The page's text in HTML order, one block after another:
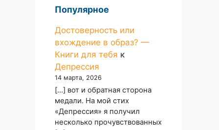
Популярное
Достоверность или
вхождение в образ? —
Книги для тебя к
Депрессия
14 марта, 2026
[…] вот и обратная сторона
медали. На мой стих
«Депрессия» я получил
несколько прочувствованных